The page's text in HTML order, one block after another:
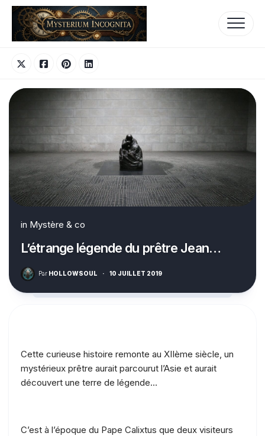
Skip
content
in Mystère & co
L’étrange légende du prêtre Jean…
Par HOLLOWSOUL · 10 JUILLET 2019
Cette curieuse histoire remonte au XIIème siècle, un
mystérieux prêtre aurait parcourut l’Asie et aurait
découvert une terre de légende…
C’est à l’époque du Pape Calixtus que deux visiteurs